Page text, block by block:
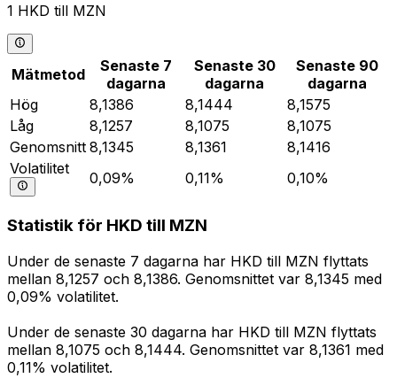
1 HKD till MZN
Mätmetod
Senaste 7
dagarna
Senaste 30
dagarna
Senaste 90
dagarna
Hög
8,1386 8,1444
8,1575
Låg
8,1257 8,1075
8,1075
Genomsnitt 8,1345 8,1361
8,1416
Volatilitet
0,09% 0,11% 0,10%
Statistik för HKD till MZN
Under de senaste 7 dagarna har HKD till MZN flyttats
mellan 8,1257 och 8,1386. Genomsnittet var 8,1345 med
0,09% volatilitet.
Under de senaste 30 dagarna har HKD till MZN flyttats
mellan 8,1075 och 8,1444. Genomsnittet var 8,1361 med
0,11% volatilitet.